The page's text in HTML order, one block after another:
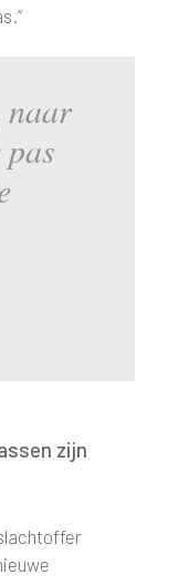
naar
zijn